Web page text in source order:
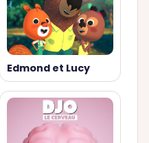
Edmond et Lucy